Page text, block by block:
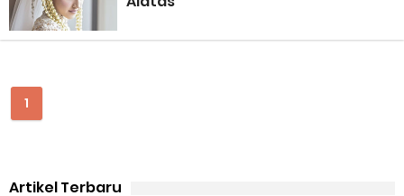
Perhitungan Skema Garansi Pendapatan Grabcar Terbaru
Cara Jitu Mendapat Voucher Gojek Gratis
1
Artikel Terbaru